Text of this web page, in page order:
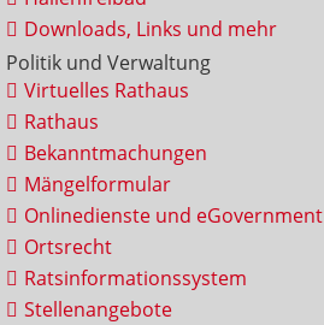
Downloads, Links und mehr
Politik und Verwaltung
Virtuelles Rathaus
Rathaus
Bekanntmachungen
Mängelformular
Onlinedienste und eGovernment
Ortsrecht
Ratsinformationssystem
Stellenangebote